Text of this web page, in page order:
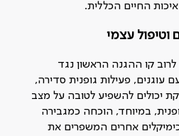
החיים הכללית.
קו ההגנה הראשון נגד
עוגנים, פעילות גופנית סדירה,
יכולים להשפיע לטובה על מצב
במיוחד, הוכחה כמגבירה
אחרים המשפרים את